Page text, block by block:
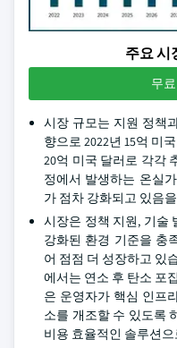
주요 시
무
시장 규모는 지원 정책
향으로 2022년 15억 미
20억 미국 달러로 각각
정에서 발생하는 온실
가 점차 강화되고 있음
시장은 정책 지원, 기술
강화된 환경 기준을 충
어 점점 더 성장하고 있
에서는 연소 후 탄소 포
은 운영자가 핵심 인프
소를 개조할 수 있도록
비용 효율적인 솔루션